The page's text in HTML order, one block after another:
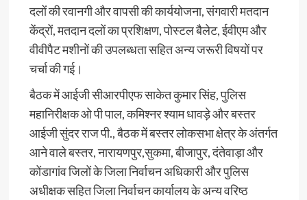
दलों की रवानगी और वापसी की कार्ययोजना, संगवारी मतदान
केंद्रों, मतदान दलों का प्रशिक्षण, पोस्टल बैलेट, ईवीएम और
वीवीपैट मशीनों की उपलब्धता सहित अन्य जरूरी विषयों पर
चर्चा की गई।
बैठक में आईजी सीआरपीएफ साकेत कुमार सिंह, पुलिस
महानिरीक्षक ओ पी पाल, कमिश्नर श्याम धावड़े और बस्तर
आईजी सुंदर राज पी., बैठक में बस्तर लोकसभा क्षेत्र के अंतर्गत
आने वाले बस्तर, नारायणपुर,सुकमा, बीजापुर, दंतेवाड़ा और
कोंडागांव जिलों के जिला निर्वाचन अधिकारी और पुलिस
अधीक्षक सहित जिला निर्वाचन कार्यालय के अन्य वरिष्ठ